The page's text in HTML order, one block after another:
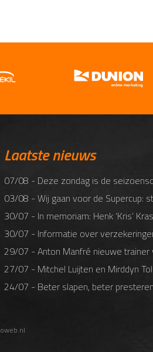
Laatste nieuws
07/08 - Deze zondag is de
03/08 - Wij gaan voor de Supercup:
30/07 - In memoriam: Henk ‘Kris’ Kras
30/07 - Informatie over
29/07 - Anton Manfré nieuwe trainer
27/07 - Mitchel Luijten en Mirddyn
24/07 - Beter slapen, beter